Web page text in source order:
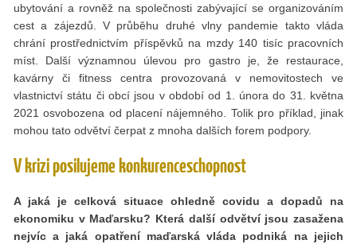
ubytování a rovněž na společnosti zabývající se organizováním
cest a zájezdů. V průběhu druhé vlny pandemie takto vláda
chrání prostřednictvím příspěvků na mzdy 140 tisíc pracovních
míst. Další významnou úlevou pro gastro je, že restaurace,
kavárny či fitness centra provozovaná v nemovitostech ve
vlastnictví státu či obcí jsou v období od 1. února do 31. května
2021 osvobozena od placení nájemného. Tolik pro příklad, jinak
mohou tato odvětví čerpat z mnoha dalších forem podpory.
V krizi posilujeme konkurenceschopnost
A jaká je celková situace ohledně covidu a dopadů na
ekonomiku v Maďarsku? Která další odvětví jsou zasažena
nejvíc a jaká opatření maďarská vláda podniká na jejich